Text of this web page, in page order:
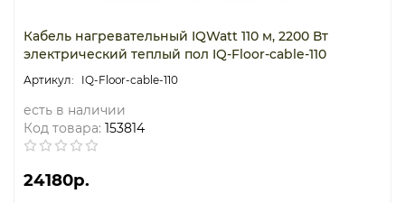
Кабель нагревательный IQWatt 110 м, 2200 Вт
электрический теплый пол IQ-Floor-cable-110
IQ-Floor-cable-110
есть в наличии
Код товара: 153814
24180р.